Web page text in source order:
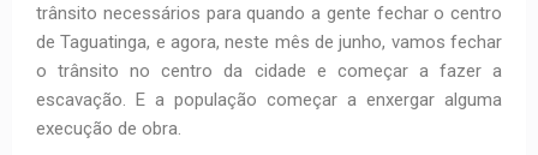
trânsito necessários para quando a gente fechar o centro
de Taguatinga, e agora, neste mês de junho, vamos fechar
o trânsito no centro da cidade e começar a fazer a
escavação. E a população começar a enxergar alguma
execução de obra.